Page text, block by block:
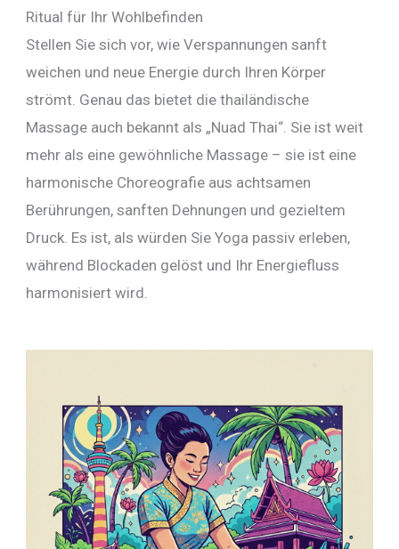
Ritual für Ihr Wohlbefinden
Stellen Sie sich vor, wie Verspannungen sanft
weichen und neue Energie durch Ihren Körper
strömt. Genau das bietet die thailändische
Massage auch bekannt als „Nuad Thai“. Sie ist weit
mehr als eine gewöhnliche Massage – sie ist eine
harmonische Choreografie aus achtsamen
Berührungen, sanften Dehnungen und gezieltem
Druck. Es ist, als würden Sie Yoga passiv erleben,
während Blockaden gelöst und Ihr Energiefluss
harmonisiert wird.